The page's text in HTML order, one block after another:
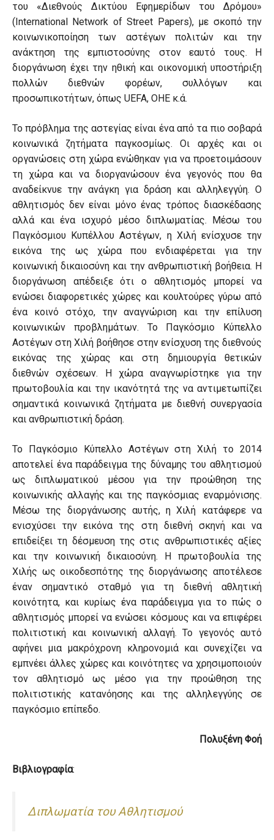
του «Διεθνούς Δικτύου Εφημερίδων του Δρόμου»
(International Network of Street Papers), με σκοπό την
κοινωνικοποίηση των αστέγων πολιτών και την
ανάκτηση της εμπιστοσύνης στον εαυτό τους. Η
διοργάνωση έχει την ηθική και οικονομική υποστήριξη
πολλών διεθνών φορέων, συλλόγων και
προσωπικοτήτων, όπως UEFA, OHE κ.ά.
Το πρόβλημα της αστεγίας είναι ένα από τα πιο σοβαρά
κοινωνικά ζητήματα παγκοσμίως. Οι αρχές και οι
οργανώσεις στη χώρα ενώθηκαν για να προετοιμάσουν
τη χώρα και να διοργανώσουν ένα γεγονός που θα
αναδείκνυε την ανάγκη για δράση και αλληλεγγύη. Ο
αθλητισμός δεν είναι μόνο ένας τρόπος διασκέδασης
αλλά και ένα ισχυρό μέσο διπλωματίας. Μέσω του
Παγκόσμιου Κυπέλλου Αστέγων, η Χιλή ενίσχυσε την
εικόνα της ως χώρα που ενδιαφέρεται για την
κοινωνική δικαιοσύνη και την ανθρωπιστική βοήθεια. Η
διοργάνωση απέδειξε ότι ο αθλητισμός μπορεί να
ενώσει διαφορετικές χώρες και κουλτούρες γύρω από
ένα κοινό στόχο, την αναγνώριση και την επίλυση
κοινωνικών προβλημάτων. Το Παγκόσμιο Κύπελλο
Αστέγων στη Χιλή βοήθησε στην ενίσχυση της διεθνούς
εικόνας της χώρας και στη δημιουργία θετικών
διεθνών σχέσεων. Η χώρα αναγνωρίστηκε για την
πρωτοβουλία και την ικανότητά της να αντιμετωπίζει
σημαντικά κοινωνικά ζητήματα με διεθνή συνεργασία
και ανθρωπιστική δράση.
Το Παγκόσμιο Κύπελλο Αστέγων στη Χιλή το 2014
αποτελεί ένα παράδειγμα της δύναμης του αθλητισμού
ως διπλωματικού μέσου για την προώθηση της
κοινωνικής αλλαγής και της παγκόσμιας εναρμόνισης.
Μέσω της διοργάνωσης αυτής, η Χιλή κατάφερε να
ενισχύσει την εικόνα της στη διεθνή σκηνή και να
επιδείξει τη δέσμευση της στις ανθρωπιστικές αξίες
και την κοινωνική δικαιοσύνη. Η πρωτοβουλία της
Χιλής ως οικοδεσπότης της διοργάνωσης αποτέλεσε
έναν σημαντικό σταθμό για τη διεθνή αθλητική
κοινότητα, και κυρίως ένα παράδειγμα για το πώς ο
αθλητισμός μπορεί να ενώσει κόσμους και να επιφέρει
πολιτιστική και κοινωνική αλλαγή. Το γεγονός αυτό
αφήνει μια μακρόχρονη κληρονομιά και συνεχίζει να
εμπνέει άλλες χώρες και κοινότητες να χρησιμοποιούν
τον αθλητισμό ως μέσο για την προώθηση της
πολιτιστικής κατανόησης και της αλληλεγγύης σε
παγκόσμιο επίπεδο.
Πολυξένη Φοή
Βιβλιογραφία:
Διπλωματία του Αθλητισμού